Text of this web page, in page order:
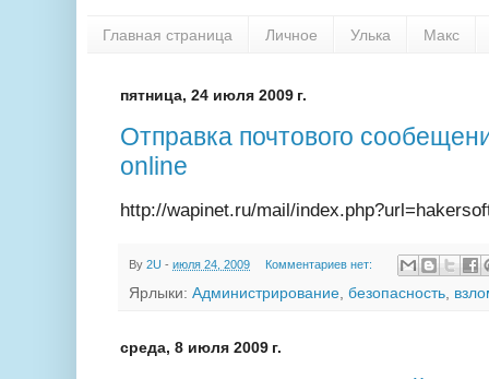
Главная страница Личное Улька Макс
пятница, 24 июля 2009 г.
Отправка почтового
online
http://wapinet.ru/mail/
By 2U - июля 24, 2009 Комментариев нет:
Ярлыки: Администрирование, безопасность,
среда, 8 июля 2009 г.